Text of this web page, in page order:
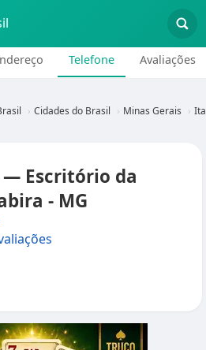
Telefone Avaliações
Cidades do Brasil Minas Gerais
— Escritório da
- MG